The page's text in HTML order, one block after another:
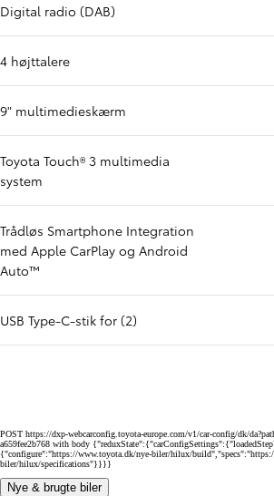
Digital radio (DAB)
4 højttalere
9" multimedieskærm
Toyota Touch® 3 multimedia
system
Trådløs Smartphone Integration
med Apple CarPlay og Android
Auto™
USB Type-C-stik for (2)
POST https://dxp-webcarconfig.toyota-europe.com/v1/car-config/dk/
a659fee2b768 with body
{"configure":"https://www.toyota.dk/nye-biler/hilux/
biler/hilux/specifications"}}}}
Nye & brugte biler